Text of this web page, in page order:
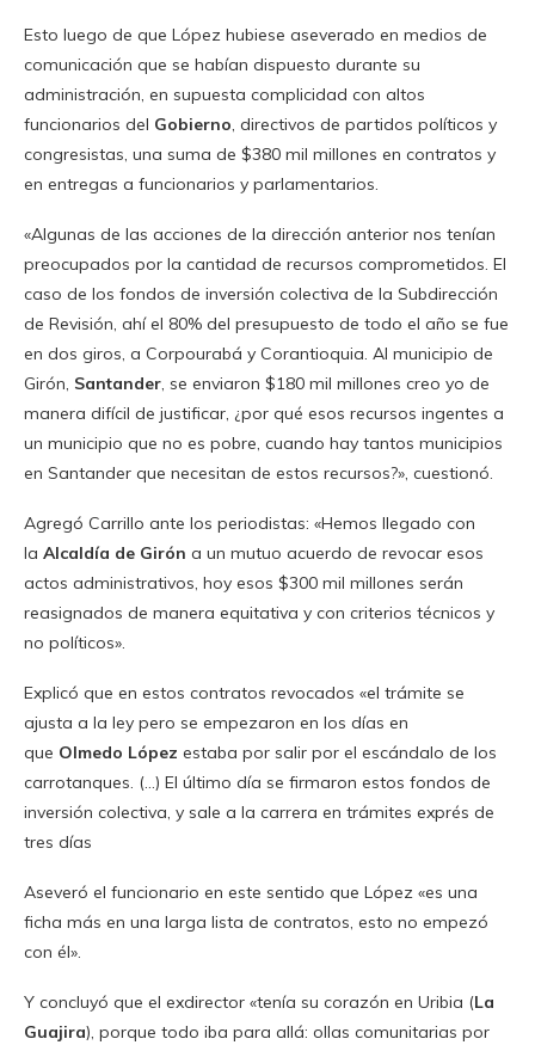
Esto luego de que López hubiese aseverado en medios de
comunicación que se habían dispuesto durante su
administración, en supuesta complicidad con altos
funcionarios del Gobierno, directivos de partidos políticos y
congresistas, una suma de $380 mil millones en contratos y
en entregas a funcionarios y parlamentarios.
«Algunas de las acciones de la dirección anterior nos tenían
preocupados por la cantidad de recursos comprometidos. El
caso de los fondos de inversión colectiva de la Subdirección
de Revisión, ahí el 80% del presupuesto de todo el año se fue
en dos giros, a Corpourabá y Corantioquia. Al municipio de
Girón, Santander, se enviaron $180 mil millones creo yo de
manera difícil de justificar, ¿por qué esos recursos ingentes a
un municipio que no es pobre, cuando hay tantos municipios
en Santander que necesitan de estos recursos?», cuestionó.
Agregó Carrillo ante los periodistas: «Hemos llegado con
la Alcaldía de Girón a un mutuo acuerdo de revocar esos
actos administrativos, hoy esos $300 mil millones serán
reasignados de manera equitativa y con criterios técnicos y
no políticos».
Explicó que en estos contratos revocados «el trámite se
ajusta a la ley pero se empezaron en los días en
que Olmedo López estaba por salir por el escándalo de los
carrotanques. (…) El último día se firmaron estos fondos de
inversión colectiva, y sale a la carrera en trámites exprés de
tres días
Aseveró el funcionario en este sentido que López «es una
ficha más en una larga lista de contratos, esto no empezó
con él».
Y concluyó que el exdirector «tenía su corazón en Uribia (La
Guajira), porque todo iba para allá: ollas comunitarias por